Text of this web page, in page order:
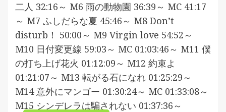
二人 32:16～ M6 雨の動物園 36:39～ MC 41:17
～ M7 ふしだらな夏 45:46～ M8 Don’t
disturb！ 50:00～ M9 Virgin love 54:52～
M10 日付変更線 59:03～ MC 01:03:46～ M11 僕
の打ち上げ花火 01:12:09～ M12 約束よ
01:21:07～ M13 転がる石になれ 01:25:29～
M14 意外にマンゴー 01:30:24～ MC 01:33:08～
M15 シンデレラは騙されない 01:37:36～